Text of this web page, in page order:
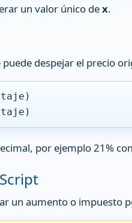
un valor único dex.
despejar el precio
por ejemplo 21%
un aumento o impuesto